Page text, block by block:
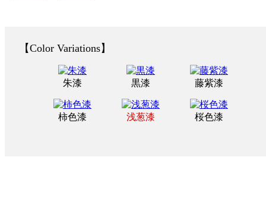
Color Variations
朱漆 黒漆 藤紫漆
柿色漆 浅葱漆 桜色漆